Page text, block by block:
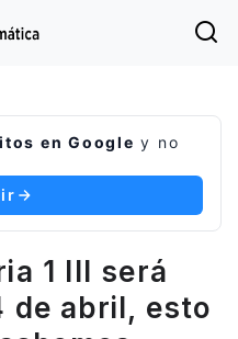
en Google y no
1 III será
de abril, esto